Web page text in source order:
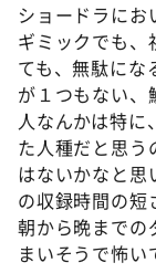
ショードラにお
ギミックでも、
ても、無駄にな
が１つもない、
人なんかは特に
た人種だと思う
はないかなと思
の収録時間の短
朝から晩までの
まいそうで怖い